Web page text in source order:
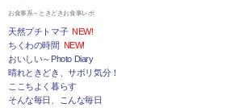
お食事系～ときどきお食事レポ
天然プチトマ子 NEW!
ちくわの時間 NEW!
おいしい～Photo Diary
晴れときどき、サボリ気分！
ここちよく暮らす
そんな毎日、こんな毎日